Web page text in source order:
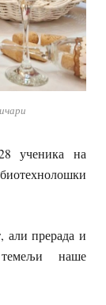
ученика на
али прерада и
темељи наше